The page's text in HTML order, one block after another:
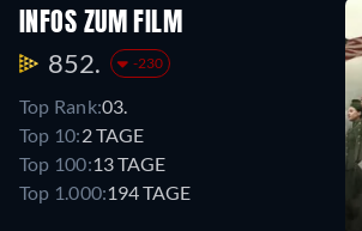
INFOS ZUM FILM
852. -230
Top Rank:03.
Top 10:2 TAGE
Top 100:13 TAGE
Top 1.000:194 TAGE